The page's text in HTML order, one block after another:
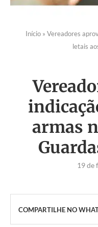
Início » Vereadores
letais
armas
19 de
COMPARTILHE NO